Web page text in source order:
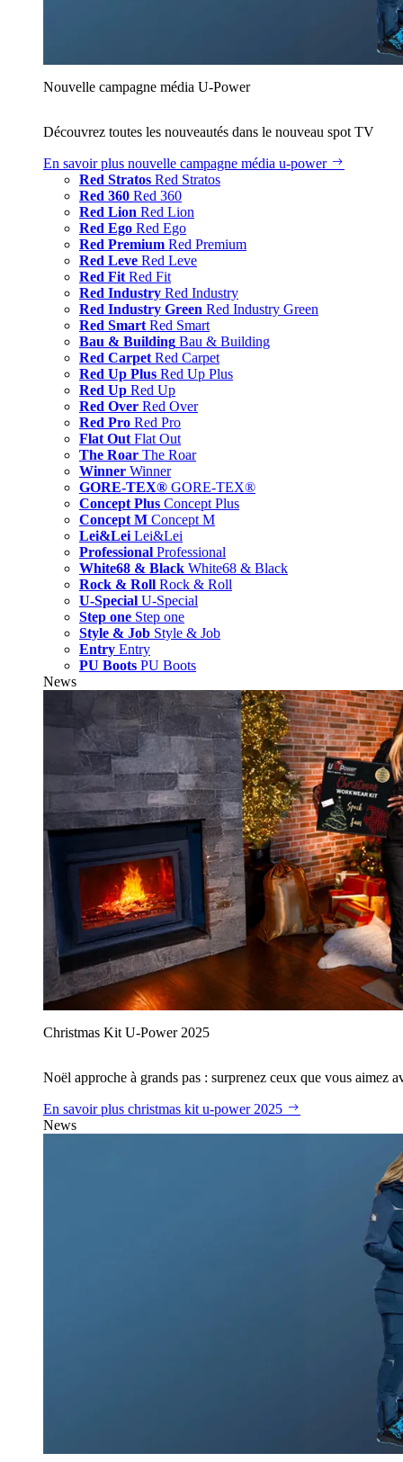
Nouvelle campagne média U‑Power
Découvrez toutes les nouveautés dans le nouveau spot TV
En savoir plus nouvelle campagne média u‑power
Red Stratos Red Stratos
Red 360 Red 360
Red Lion Red Lion
Red Ego Red Ego
Red Premium Red Premium
Red Leve Red Leve
Red Fit Red Fit
Red Industry Red Industry
Red Industry Green Red Industry Green
Red Smart Red Smart
Bau & Building Bau & Building
Red Carpet Red Carpet
Red Up Plus Red Up Plus
Red Up Red Up
Red Over Red Over
Red Pro Red Pro
Flat Out Flat Out
The Roar The Roar
Winner Winner
GORE-TEX® GORE-TEX®
Concept Plus Concept Plus
Concept M Concept M
Lei&Lei Lei&Lei
Professional Professional
White68 & Black White68 & Black
Rock & Roll Rock & Roll
U-Special U-Special
Step one Step one
Style & Job Style & Job
Entry Entry
PU Boots PU Boots
News
Christmas Kit U‑Power 2025
Noël approche à grands pas : surprenez ceux que vous aimez
En savoir plus christmas kit u‑power 2025
News